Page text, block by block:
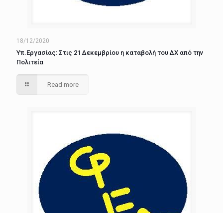
18/12/2020
Υπ.Εργασίας: Στις 21 Δεκεμβρίου η καταβολή του ΔΧ από την
Πολιτεία
Read more